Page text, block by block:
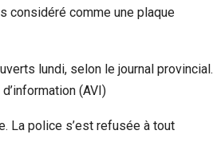
considéré comme une plaque
lundi, selon le journal provincial. Il
(AVI).
La police s’est refusée à tout
بوشعيب